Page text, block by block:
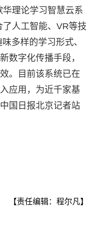
华理论学习智慧云系
人工智能、VR等技
多样的学习形式、
数字化传播手段，
。目前该系统已在
应用，为近千家基
国日报北京记者站
【责任编辑：程尔凡】